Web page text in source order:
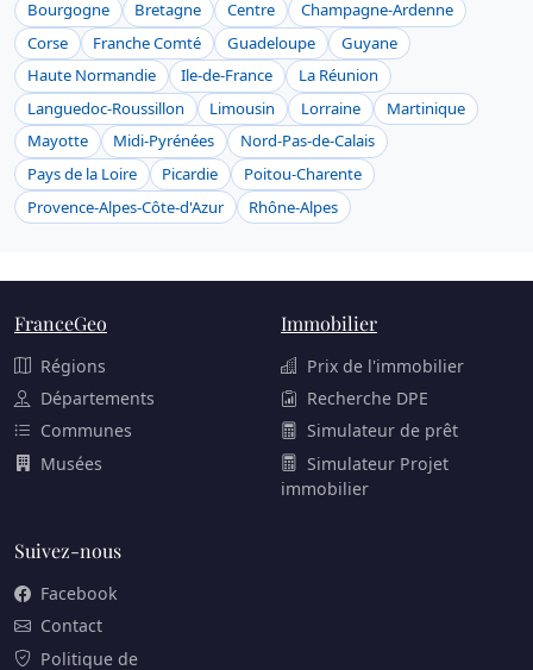
Bourgogne
Bretagne Centre
Champagne-Ardenne
Corse
Franche Comté Guadeloupe
Guyane
Haute Normandie
Ile-de-France
La Réunion
Languedoc-Roussillon
Limousin Lorraine
Martinique
Mayotte
Midi-Pyrénées
Nord-Pas-de-Calais
Pays de la Loire
Picardie
Poitou-Charente
Provence-Alpes-Côte-d'Azur
Rhône-Alpes
FranceGeo
Régions
Départements
Communes
Musées
Immobilier
Prix de l'immobilier
Recherche DPE
Simulateur de prêt
Simulateur Projet
immobilier
Suivez-nous
Facebook
Contact
Politique de